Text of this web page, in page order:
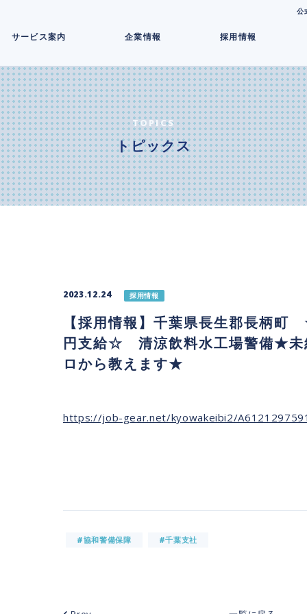
公
ツ
へ
ス
キ
ッ
プ
サービス案内 企業情報 採用情報
TOPICS
トピックス
2023.12.24 採用情報
【採用情報】千葉県長生郡長柄
円支給☆ 清涼飲料水工場警備★未
ロから教えます★
https://job-gear.net/kyowakeibi2/
#協和警備保障 #千葉支社